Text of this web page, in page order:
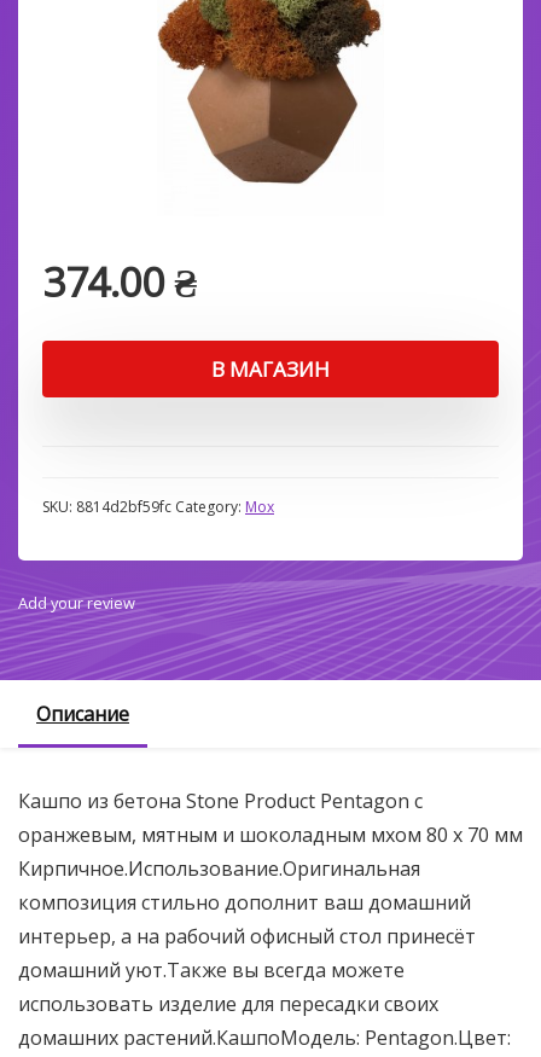
374.00₴
В МАГАЗИН
SKU: 8814d2bf59fc Category: Мох
Add your review
Описание
Кашпо из бетона Stone Product Pentagon с
оранжевым, мятным и шоколадным мхом 80 х 70 мм
Кирпичное.Использование.Оригинальная
композиция стильно дополнит ваш домашний
интерьер, а на рабочий офисный стол принесёт
домашний уют.Также вы всегда можете
использовать изделие для пересадки своих
домашних растений.КашпоМодель: Pentagon.Цвет: